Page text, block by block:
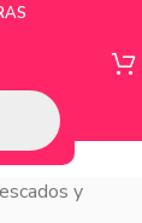
y